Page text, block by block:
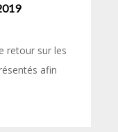
retour sur les
afin